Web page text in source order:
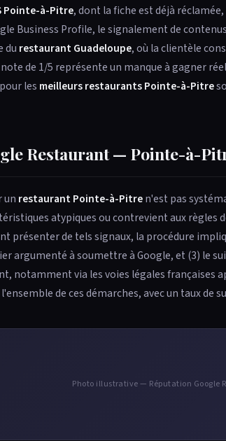
Pointe-à-Pitre, dont la fiche est déjà
Business Profile, le signalement de
du restaurant Guadeloupe, où la clientèle
de 1/5 représente un manque à gagner
les meilleurs restaurants Pointe-à-Pitre
Restaurant — Pointe-à-
un restaurant Pointe-à-Pitren'est pas
atypiques ou contrevient aux règles
présenter de tels signaux, la procédure
argumenté à soumettre à Google, et (3) le
notamment via les voies légales françaises
de ces démarches, avec un taux de
Photo illustrative — Réputation Google